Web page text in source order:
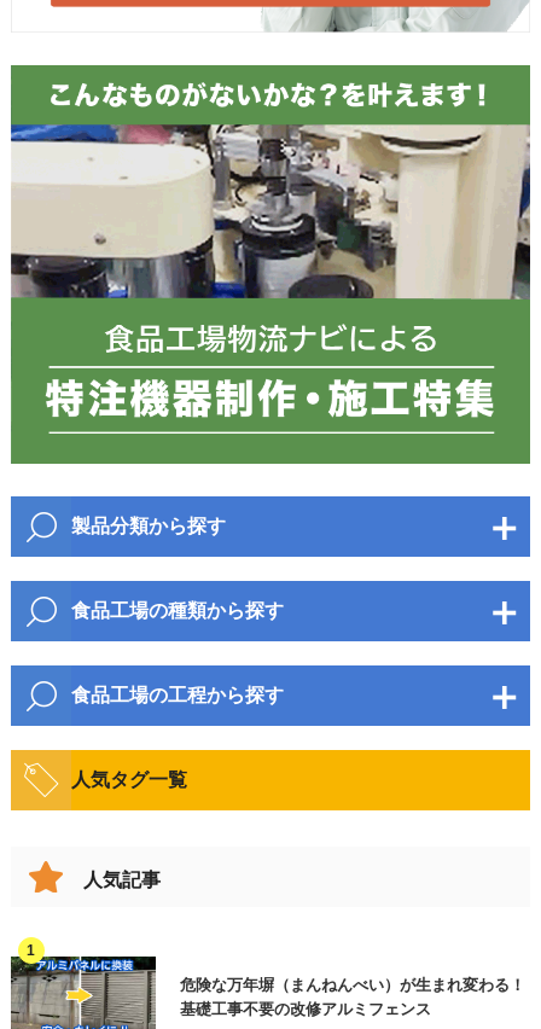
お電話番号 必須
郵便番号
都道府県 必須
市区町村
町名・番地
お問合せ内容（複数選択可） 必須
製品分類から探す
包装・梱包資材
包装・梱包機器
検査機
印字機・ラベラー
ロボット
製函機・封函機
食品工場の種類から探す
麺・パン 野菜・果物・加工品
水産・のり・加工品 菓子類
畜産・鶏卵・加工品
漬物・佃煮
穀物(麦・米など)
弁当・惣菜 レトルト・スープ
食品工場の工程から探す
開梱・原料投入・混錬 搬送・移動
整列 加工(製品製造)
計量・計数
製函・封緘 箱詰め
人気タグ一覧
人気記事
危険な万年塀（まんねんべい）が生まれ変わる！
基礎工事不要の改修アルミフェンス